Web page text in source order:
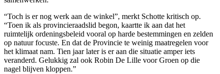
“Toch is er nog werk aan de winkel”, merkt Schotte kritisch op.
“Toen ik als provincieraadslid begon, kaartte ik aan dat het
ruimtelijk ordeningsbeleid vooral op harde bestemmingen en zelden
op natuur focuste. En dat de Provincie te weinig maatregelen voor
het klimaat nam. Tien jaar later is er aan die situatie amper iets
veranderd. Gelukkig zal ook Robin De Lille voor Groen op die
nagel blijven kloppen.”